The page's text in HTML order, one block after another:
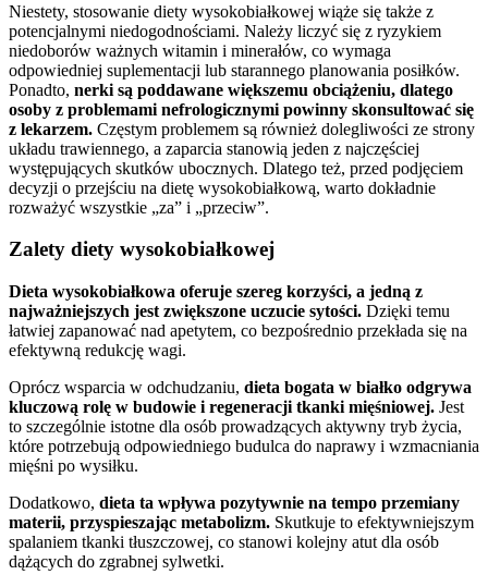
Niestety, stosowanie diety wysokobiałkowej wiąże się także z
potencjalnymi niedogodnościami. Należy liczyć się z ryzykiem
niedoborów ważnych witamin i minerałów, co wymaga
odpowiedniej suplementacji lub starannego planowania posiłków.
Ponadto, nerki są poddawane większemu obciążeniu, dlatego
osoby z problemami nefrologicznymi powinny skonsultować się
z lekarzem. Częstym problemem są również dolegliwości ze strony
układu trawiennego, a zaparcia stanowią jeden z najczęściej
występujących skutków ubocznych. Dlatego też, przed podjęciem
decyzji o przejściu na dietę wysokobiałkową, warto dokładnie
rozważyć wszystkie „za” i „przeciw”.
Zalety diety wysokobiałkowej
Dieta wysokobiałkowa oferuje szereg korzyści, a jedną z
najważniejszych jest zwiększone uczucie sytości. Dzięki temu
łatwiej zapanować nad apetytem, co bezpośrednio przekłada się na
efektywną redukcję wagi.
Oprócz wsparcia w odchudzaniu, dieta bogata w białko odgrywa
kluczową rolę w budowie i regeneracji tkanki mięśniowej. Jest
to szczególnie istotne dla osób prowadzących aktywny tryb życia,
które potrzebują odpowiedniego budulca do naprawy i wzmacniania
mięśni po wysiłku.
Dodatkowo, dieta ta wpływa pozytywnie na tempo przemiany
materii, przyspieszając metabolizm. Skutkuje to efektywniejszym
spalaniem tkanki tłuszczowej, co stanowi kolejny atut dla osób
dążących do zgrabnej sylwetki.